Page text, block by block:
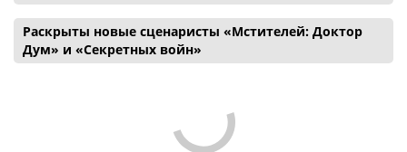
Раскрыты новые сценаристы «Мстителей: Доктор
Дум» и «Секретных войн»